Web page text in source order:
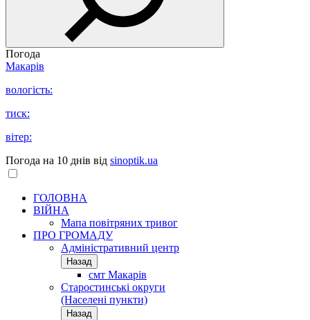
Погода
Макарів
вологість:
тиск:
вітер:
Погода на 10 днів від sinoptik.ua
ГОЛОВНА
ВІЙНА
Мапа повітряних тривог
ПРО ГРОМАДУ
Aдміністративний центр
Назад
смт Макарів
Старостинські округи
(Населені пункти)
Назад